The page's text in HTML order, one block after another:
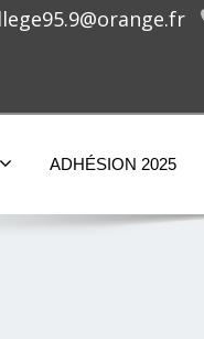
ADHÉSION 2025